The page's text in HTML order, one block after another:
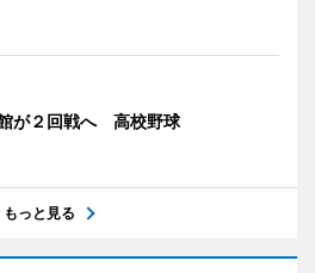
が２回戦へ 高校野球
もっと見る